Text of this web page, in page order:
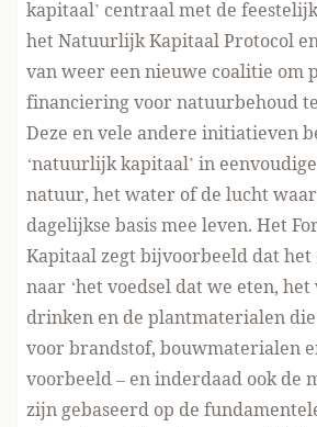
kapitaal’ centraal met de
het Natuurlijk Kapitaal Protocol
van weer eennieuwe coalitie om
financiering voor natuurbehoud
Deze en vele andere initiatieven
‘natuurlijk kapitaal’ in
natuur, het water of de lucht
dagelijkse basis mee leven. Het
Kapitaalzegt bijvoorbeeld dat
naar ‘het voedsel dat we eten,
drinken en de plantmaterialen
voor brandstof, bouwmaterialen
voorbeeld – en inderdaad ookde
zijn gebaseerd op de